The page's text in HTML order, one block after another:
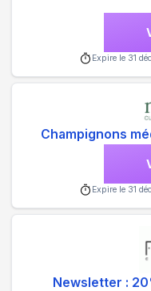
Expire le 31
Champignons
Expire le 31
Newsletter :